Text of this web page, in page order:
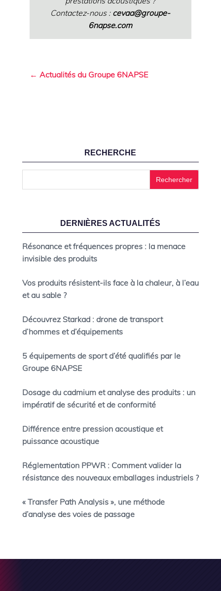
Contactez-nous : cevaa@groupe-
6napse.com
← Actualités du Groupe 6NAPSE
RECHERCHE
DERNIÈRES ACTUALITÉS
Résonance et fréquences propres : la menace
invisible des produits
Vos produits résistent-ils face à la chaleur, à l’eau
et au sable ?
Découvrez Starkad : drone de transport
d’hommes et d’équipements
5 équipements de sport d’été qualifiés par le
Groupe 6NAPSE
Dosage du cadmium et analyse des produits : un
impératif de sécurité et de conformité
Différence entre pression acoustique et
puissance acoustique
Réglementation PPWR : Comment valider la
résistance des nouveaux emballages industriels ?
« Transfer Path Analysis », une méthode
d’analyse des voies de passage